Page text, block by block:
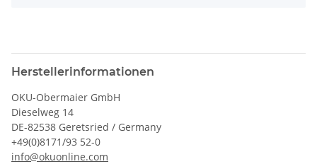
Herstellerinformationen
OKU-Obermaier GmbH
Dieselweg 14
DE-82538 Geretsried / Germany
+49(0)8171/93 52-0
info@okuonline.com